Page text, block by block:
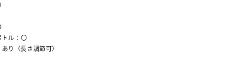
トル：〇
り（長さ調節可）